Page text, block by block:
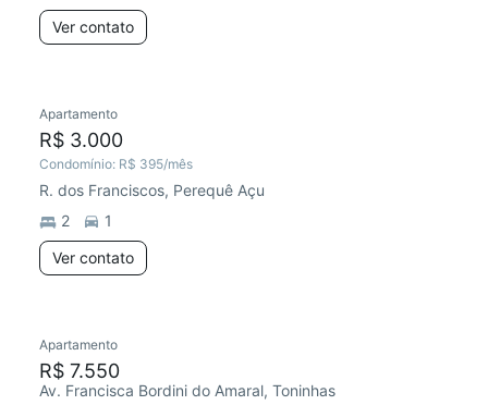
Ver contato
Apartamento
R$ 3.000
Condomínio: R$ 395/mês
R. dos Franciscos, Perequê Açu
2
1
Ver contato
Apartamento
R$ 7.550
Av. Francisca Bordini do Amaral, Toninhas